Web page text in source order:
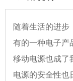
随着生活的进步
有的一种电子产
移动电源也成了
电源的安全性也